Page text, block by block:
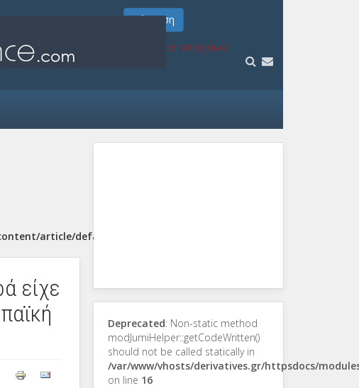
Σύνδεση
Υπενθύμιση στοιχείων;
article/default.php
είχε
Deprecated: Non-static method
modJumiHelper::getCodeWritten()
should not be called statically in
/var/www/vhosts/derivatives.gr/httpsdocs/
on line 16